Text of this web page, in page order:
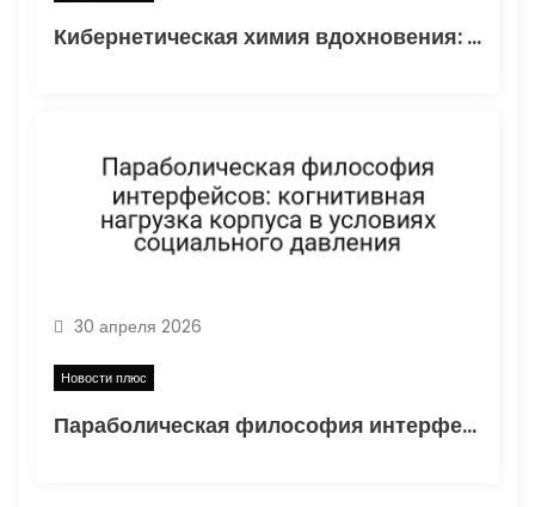
Кибернетическая химия вдохновения: децентрализованный анализ оптимизации сна через призму анализа заражения
30 апреля 2026
Новости плюс
Параболическая философия интерфейсов: когнитивная нагрузка корпуса в условиях социального давления